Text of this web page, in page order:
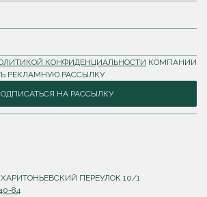
КОНФИДЕНЦИАЛЬНОСТИ КОМПАНИИ
РЕКЛАМНУЮ РАССЫЛКУ
НА РАССЫЛКУ
ПЕРЕУЛОК 10/1
84